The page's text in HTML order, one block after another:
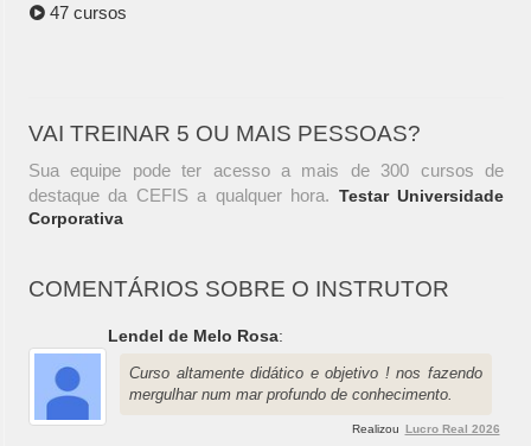
47 cursos
VAI TREINAR 5 OU MAIS PESSOAS?
Sua equipe pode ter acesso a mais de 300 cursos de
destaque da CEFIS a qualquer hora. Testar Universidade
Corporativa
COMENTÁRIOS SOBRE O INSTRUTOR
Lendel de Melo Rosa:
Curso altamente didático e objetivo ! nos fazendo
mergulhar num mar profundo de conhecimento.
Realizou Lucro Real 2026